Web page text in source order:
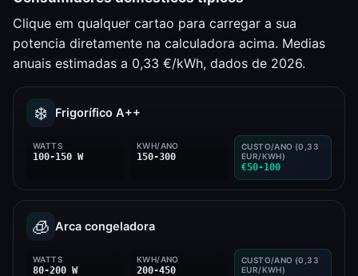
Clique em qualquer cartao para carregar a sua
potencia diretamente na calculadora acima. Medias
anuais estimadas a 0,33 €/kWh, dados de 2026.
❄️ Frigorífico A++
WATTS
100-150 W
KWH/ANO
150-300
CUSTO/ANO (0,33
EUR/KWH)
€50-100
🧊 Arca congeladora
WATTS
80-200 W
KWH/ANO
200-450
CUSTO/ANO (0,33
EUR/KWH)